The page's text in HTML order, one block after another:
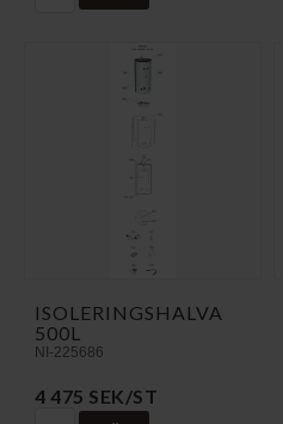
ISOLERINGSHALVA
500L
NI-225686
4 475 SEK/ST